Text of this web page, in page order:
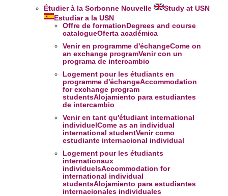
Étudier à la Sorbonne Nouvelle
Study at USN
Estudiar a la USN
Offre de formation Degrees and course
catalogueOferta académica
Venir en programme d'échangeCome on
an exchange programVenir con un
programa de intercambio
Logement pour les étudiants en
programme d'échangeAccommodation
for exchange program
studentsAlojamiento para estudiantes
de intercambio
Venir en tant qu'étudiant international
individuelCome as an individual
international studentVenir como
estudiante internacional individual
Logement pour les étudiants
internationaux
individuelsAccommodation for
international individual
studentsAlojamiento para estudiantes
internacionales individuales